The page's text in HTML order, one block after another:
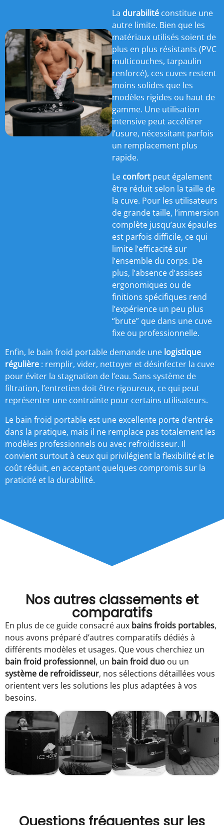
La durabilité constitue une
autre limite. Bien que les
matériaux utilisés soient de
plus en plus résistants (PVC
multicouches, tarpaulin
renforcé), ces cuves restent
moins solides que les
modèles rigides ou haut de
gamme. Une utilisation
intensive peut accélérer
l’usure, nécessitant parfois
un remplacement plus
rapide.
Le confort peut également
être réduit selon la taille de
la cuve. Pour les utilisateurs
de grande taille, l’immersion
complète jusqu’aux épaules
est parfois difficile, ce qui
limite l’efficacité sur
l’ensemble du corps. De
plus, l’absence d’assises
ergonomiques ou de
finitions spécifiques rend
l’expérience un peu plus
“brute” que dans une cuve
fixe ou professionnelle.
Enfin, le bain froid portable demande une logistique
régulière : remplir, vider, nettoyer et désinfecter la cuve
pour éviter la stagnation de l’eau. Sans système de
filtration, l’entretien doit être rigoureux, ce qui peut
représenter une contrainte pour certains utilisateurs.
Le bain froid portable est une excellente porte d’entrée
dans la pratique, mais il ne remplace pas totalement les
modèles professionnels ou avec refroidisseur. Il
convient surtout à ceux qui privilégient la flexibilité et le
coût réduit, en acceptant quelques compromis sur la
praticité et la durabilité.
Nos autres classements et
comparatifs
En plus de ce guide consacré aux bains froids portables,
nous avons préparé d’autres comparatifs dédiés à
différents modèles et usages. Que vous cherchiez un
bain froid professionnel, un bain froid duo ou un
système de refroidisseur, nos sélections détaillées vous
orientent vers les solutions les plus adaptées à vos
besoins.
bains
Questions fréquentes sur les